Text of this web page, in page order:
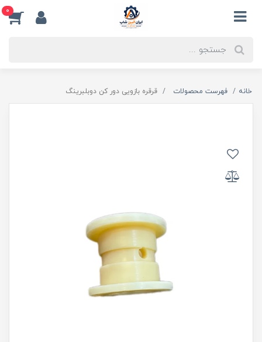
0
خانه فهرست محصولات قرقره بازویی دور کن دوبلبرینگ